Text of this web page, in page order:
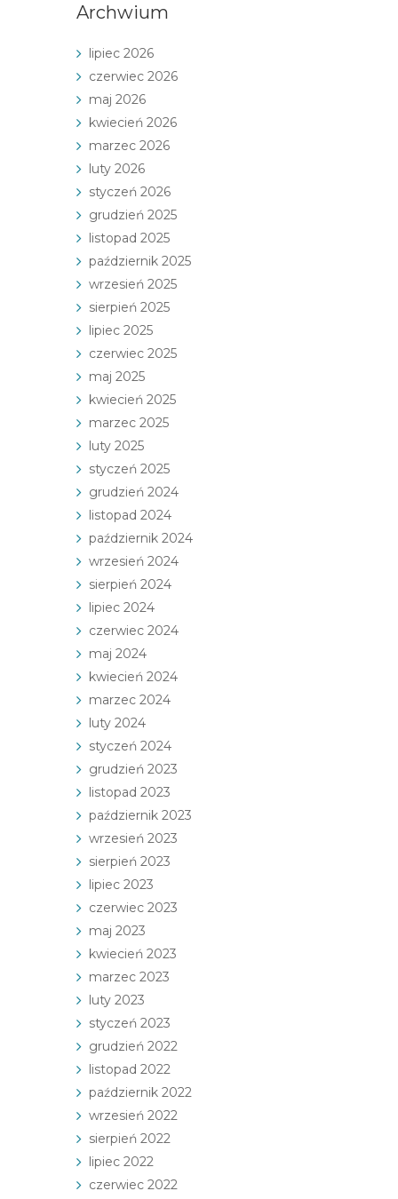
Archwium
lipiec 2026
czerwiec 2026
maj 2026
kwiecień 2026
marzec 2026
luty 2026
styczeń 2026
grudzień 2025
listopad 2025
październik 2025
wrzesień 2025
sierpień 2025
lipiec 2025
czerwiec 2025
maj 2025
kwiecień 2025
marzec 2025
luty 2025
styczeń 2025
grudzień 2024
listopad 2024
październik 2024
wrzesień 2024
sierpień 2024
lipiec 2024
czerwiec 2024
maj 2024
kwiecień 2024
marzec 2024
luty 2024
styczeń 2024
grudzień 2023
listopad 2023
październik 2023
wrzesień 2023
sierpień 2023
lipiec 2023
czerwiec 2023
maj 2023
kwiecień 2023
marzec 2023
luty 2023
styczeń 2023
grudzień 2022
listopad 2022
październik 2022
wrzesień 2022
sierpień 2022
lipiec 2022
czerwiec 2022